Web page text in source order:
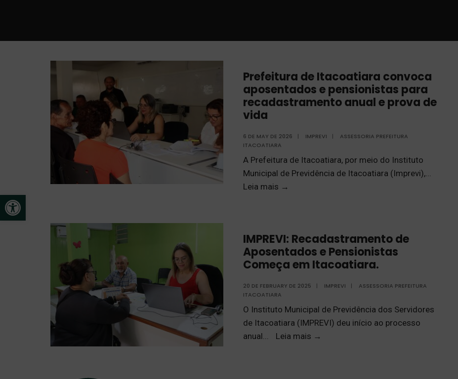
Open toolbar
Prefeitura de Itacoatiara convoca
aposentados e pensionistas para
recadastramento anual e prova de
vida
6 DE MAY DE 2026 | IMPREVI |
ASSESSORIA PREFEITURA
ITACOATIARA
A Prefeitura de Itacoatiara, por meio do Instituto
Municipal de Previdência de Itacoatiara (Imprevi),...
Leia mais →
IMPREVI: Recadastramento de
Aposentados e Pensionistas
Começa em Itacoatiara.
20 DE FEBRUARY DE 2025 | IMPREVI |
ASSESSORIA PREFEITURA
ITACOATIARA
O Instituto Municipal de Previdência dos Servidores
de Itacoatiara (IMPREVI) deu início ao processo
anual... Leia mais →